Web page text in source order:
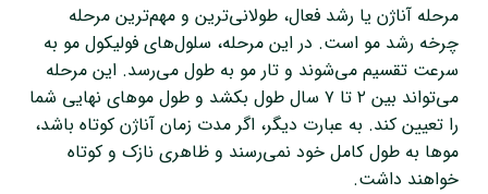
مرحله آناژن یا رشد فعال، طولانی‌ترین و مهم‌ترین مرحله
چرخه رشد مو است. در این مرحله، سلول‌های فولیکول مو به
سرعت تقسیم می‌شوند و تار مو به طول می‌رسد. این مرحله
می‌تواند بین ۲ تا ۷ سال طول بکشد و طول موهای نهایی شما
را تعیین کند. به عبارت دیگر، اگر مدت زمان آناژن کوتاه باشد،
موها به طول کامل خود نمی‌رسند و ظاهری نازک و کوتاه
خواهند داشت.